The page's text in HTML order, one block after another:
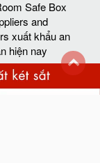
Safe Box
and
xuất khẩu an
hiện nay
back